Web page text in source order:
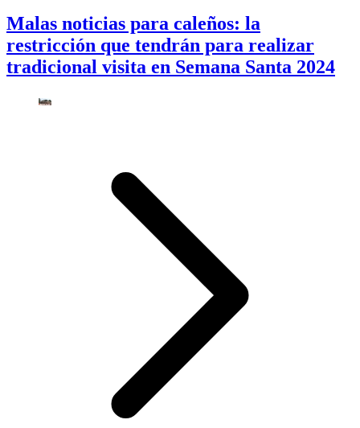
Malas noticias para caleños: la
restricción que tendrán para realizar
tradicional visita en Semana Santa 2024